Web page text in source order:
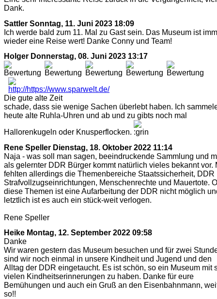
Dank.
Sattler Sonntag, 11. Juni 2023 18:09
Ich werde bald zum 11. Mal zu Gast sein. Das Museum ist
wieder eine Reise wert! Danke Conny und Team!
Holger Donnerstag, 08. Juni 2023 13:17
Die gute alte Zeit
schade, dass sie wenige Sachen überlebt haben. Ich
heute alte Ruhla-Uhren und ab und zu gibts noch mal
Hallorenkugeln oder Knusperflocken.
Rene Speller Dienstag, 18. Oktober 2022 11:14
Naja - was soll man sagen, beeindruckende Sammlung und
als gelernter DDR Bürger kommt natürlich vieles bekannt vor.
fehlten allerdings die Themenbereiche Staatssicherheit, DDR
Strafvollzugseinrichtungen, Menschenrechte und Mauertote.
diese Themen ist eine Aufarbeitung der DDR nicht möglich
letztlich ist es auch ein stück-weit verlogen.
Rene Speller
Heike Montag, 12. September 2022 09:58
Danke
Wir waren gestern das Museum besuchen und für zwei
sind wir noch einmal in unsere Kindheit und Jugend und den
Alltag der DDR eingetaucht. Es ist schön, so ein Museum mit
vielen Kindheitserinnerungen zu haben. Danke für eure
Bemühungen und auch ein Gruß an den Eisenbahnmann,
so!!